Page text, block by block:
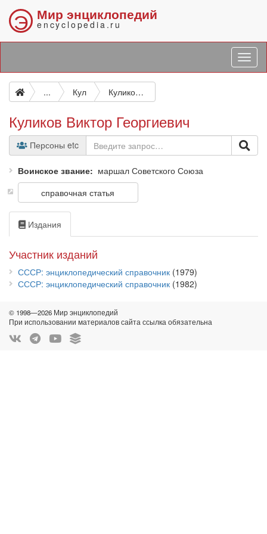
Э Мир энциклопедий
encyclopedia.ru
... Кул Куликов Виктор Георгиевич
Куликов Виктор Георгиевич
Персоны etc
Воинское звание
маршал Советского Союза
справочная статья
Издания
Участник изданий
СССР: энциклопедический справочник (1979)
СССР: энциклопедический справочник (1982)
© 1998—2026 Мир энциклопедий
При использовании материалов сайта ссылка обязательна